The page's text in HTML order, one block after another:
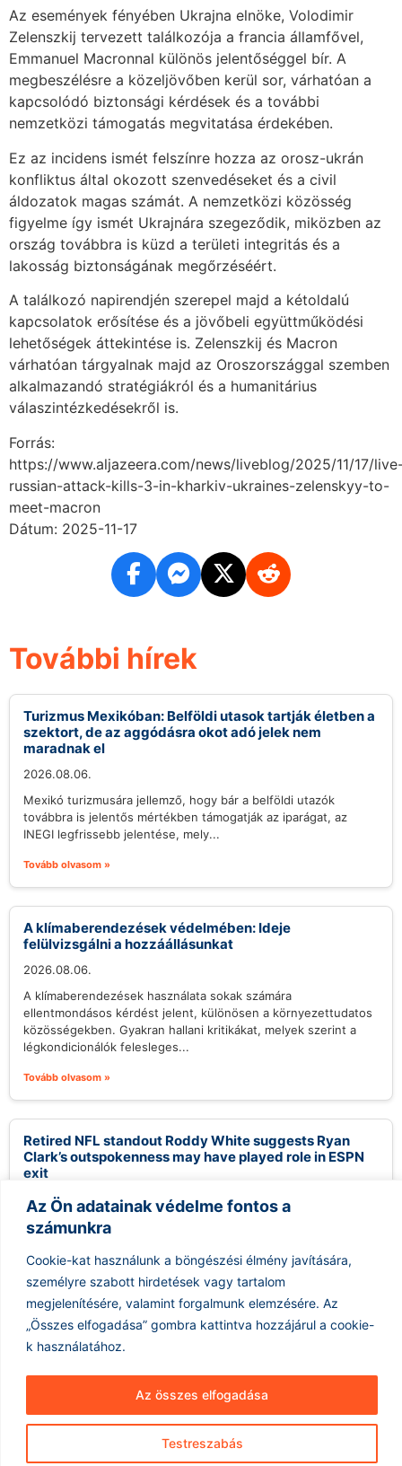
Az Ön adatainak védelme fontos a
számunkra
Cookie-kat használunk a böngészési élmény javítására,
személyre szabott hirdetések vagy tartalom
megjelenítésére, valamint forgalmunk elemzésére. Az
„Összes elfogadása” gombra kattintva hozzájárul a cookie-
k használatához.
Testreszabás
Az összes elfogadása
Az események fényében Ukrajna elnöke, Volodimir
Zelenszkij tervezett találkozója a francia államfővel,
Emmanuel Macronnal különös jelentőséggel bír. A
megbeszélésre a közeljövőben kerül sor, várhatóan a
kapcsolódó biztonsági kérdések és a további
nemzetközi támogatás megvitatása érdekében.
Ez az incidens ismét felszínre hozza az orosz-ukrán
konfliktus által okozott szenvedéseket és a civil
áldozatok magas számát. A nemzetközi közösség
figyelme így ismét Ukrajnára szegeződik, miközben az
ország továbbra is küzd a területi integritás és a
lakosság biztonságának megőrzéséért.
A találkozó napirendjén szerepel majd a kétoldalú
kapcsolatok erősítése és a jövőbeli együttműködési
lehetőségek áttekintése is. Zelenszkij és Macron
várhatóan tárgyalnak majd az Oroszországgal szemben
alkalmazandó stratégiákról és a humanitárius
válaszintézkedésekről is.
Forrás:
https://www.aljazeera.com/news/liveblog/2025/11/17/
russian-attack-kills-3-in-kharkiv-ukraines-zelenskyy-to-
meet-macron
Dátum: 2025-11-17
További hírek
Turizmus Mexikóban: Belföldi utasok tartják életben a
szektort, de az aggódásra okot adó jelek nem
maradnak el
2026.08.06.
Mexikó turizmusára jellemző, hogy bár a belföldi utazók
továbbra is jelentős mértékben támogatják az iparágat, az
INEGI legfrissebb jelentése, mely...
Tovább olvasom »
A klímaberendezések védelmében: Ideje
felülvizsgálni a hozzáállásunkat
2026.08.06.
A klímaberendezések használata sokak számára
ellentmondásos kérdést jelent, különösen a környezettudatos
közösségekben. Gyakran hallani kritikákat, melyek szerint a
légkondicionálók felesleges...
Tovább olvasom »
Retired NFL standout Roddy White suggests Ryan
Clark’s outspokenness may have played role in ESPN
exit
2026.08.06.
Roddy White, az NFL egykori kiemelkedő játékosa,
kommentátort követően Steve Smith kapjon nagyobb...
Tovább olvasom »
Impresszum